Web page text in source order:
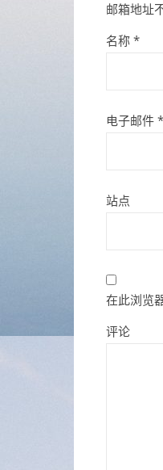
邮箱地址
名称 *
电子邮件 *
站点
在此浏览
评论